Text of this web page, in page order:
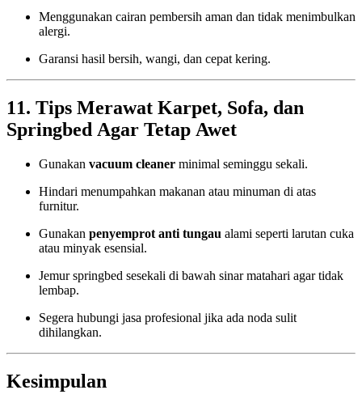
Menggunakan cairan pembersih aman dan tidak menimbulkan
alergi.
Garansi hasil bersih, wangi, dan cepat kering.
11. Tips Merawat Karpet, Sofa, dan
Springbed Agar Tetap Awet
Gunakan vacuum cleaner minimal seminggu sekali.
Hindari menumpahkan makanan atau minuman di atas
furnitur.
Gunakan penyemprot anti tungau alami seperti larutan cuka
atau minyak esensial.
Jemur springbed sesekali di bawah sinar matahari agar tidak
lembap.
Segera hubungi jasa profesional jika ada noda sulit
dihilangkan.
Kesimpulan